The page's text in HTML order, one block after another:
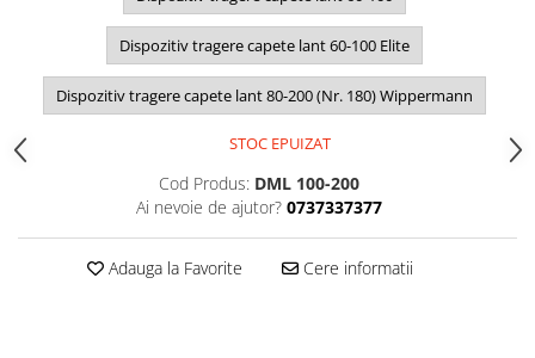
Dispozitiv tragere capete lant 60-100 Elite
Dispozitiv tragere capete lant 80-200 (Nr. 180) Wippermann
STOC EPUIZAT
Cod Produs: DML 100-200
Ai nevoie de ajutor? 0737337377
Adauga la Favorite Cere informatii